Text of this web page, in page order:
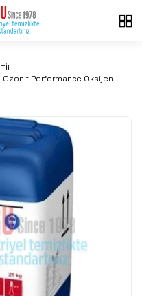
Ozonit Performance Oksijen